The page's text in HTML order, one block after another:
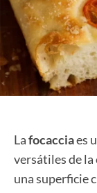
Lafocacciaes
versátiles de la
una superficie